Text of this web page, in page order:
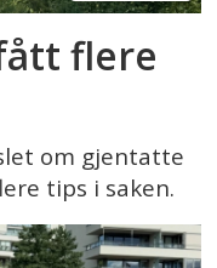
flere
om gjentatte
tips i saken.